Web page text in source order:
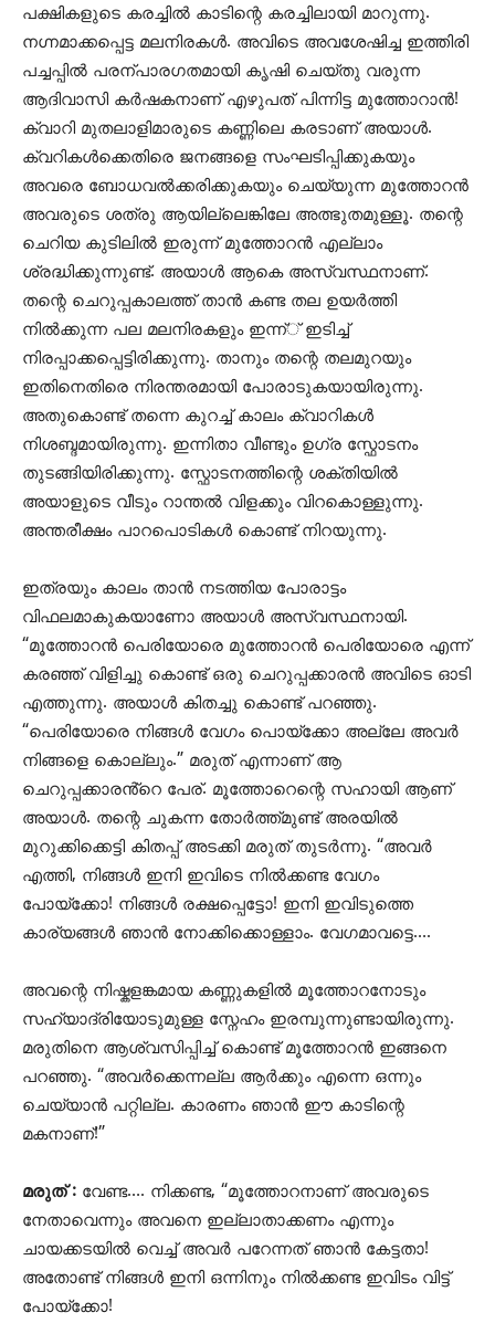
പക്ഷികളുടെ കരച്ചിൽ കാടിന്റെ കരച്ചിലായി മാറുന്നു.
നഗ്നമാക്കപ്പെട്ട മലനിരകൾ. അവിടെ അവശേഷിച്ച ഇത്തിരി
പച്ചപ്പിൽ പരന്പാരഗതമായി കൃഷി ചെയ്തു വരുന്ന
ആദിവാസി കർഷകനാണ് എഴുപത് പിന്നിട്ട മുത്തോറാൻ!
ക്വാറി മുതലാളിമാരുടെ കണ്ണിലെ കരടാണ് അയാൾ.
ക്വറികൾക്കെതിരെ ജനങ്ങളെ സംഘടിപ്പിക്കുകയും
അവരെ ബോധവൽക്കരിക്കുകയും ചെയ്യുന്ന മുത്തോറൻ
അവരുടെ ശത്രു ആയില്ലെങ്കിലേ അത്ഭുതമുള്ളൂ. തന്റെ
ചെറിയ കുടിലിൽ ഇരുന്ന് മുത്തോറൻ എല്ലാം
ശ്രദ്ധിക്കുന്നുണ്ട്. അയാൾ ആകെ അസ്വസ്ഥനാണ്.
തന്റെ ചെറുപ്പകാലത്ത് താൻ കണ്ട തല ഉയർത്തി
നിൽക്കുന്ന പല മലനിരകളും ഇന്ന്് ഇടിച്ച്
നിരപ്പാക്കപ്പെട്ടിരിക്കുന്നു. താനും തന്റെ തലമുറയും
ഇതിനെതിരെ നിരന്തരമായി പോരാടുകയായിരുന്നു.
അതുകൊണ്ട് തന്നെ കുറച്ച് കാലം ക്വാറികൾ
നിശബ്ദമായിരുന്നു. ഇന്നിതാ വീണ്ടും ഉഗ്ര സ്ഫോടനം
തുടങ്ങിയിരിക്കുന്നു. സ്ഫോടനത്തിന്റെ ശക്തിയിൽ
അയാളുടെ വീടും റാന്തൽ വിളക്കും വിറകൊള്ളുന്നു.
അന്തരീക്ഷം പാറപൊടികൾ കൊണ്ട് നിറയുന്നു.
ഇത്രയും കാലം താൻ നടത്തിയ പോരാട്ടം
വിഫലമാകുകയാണോ അയാൾ അസ്വസ്ഥനായി.
“മൂത്തോറൻ പെരിയോരെ മുത്തോറൻ പെരിയോരെ എന്ന്
കരഞ്ഞ് വിളിച്ചു കൊണ്ട് ഒരു ചെറുപ്പക്കാരൻ അവിടെ ഓടി
എത്തുന്നു. അയാൾ കിതച്ചു കൊണ്ട് പറഞ്ഞു.
“പെരിയോരെ നിങ്ങൾ വേഗം പൊയ്ക്കോ അല്ലേ അവർ
നിങ്ങളെ കൊല്ലും.” മരുത് എന്നാണ് ആ
ചെറുപ്പക്കാരൻ്റെ പേര്. മൂത്തോറെന്റെ സഹായി ആണ്
അയാൾ. തന്റെ ചുകന്ന തോർത്ത്മുണ്ട് അരയിൽ
മുറുക്കിക്കെട്ടി കിതപ്പ് അടക്കി മരുത് തുടർന്നു. “അവർ
എത്തി, നിങ്ങൾ ഇനി ഇവിടെ നിൽക്കണ്ട വേഗം
പോയ്ക്കോ! നിങ്ങൾ രക്ഷപ്പെട്ടോ! ഇനി ഇവിടുത്തെ
കാര്യങ്ങൾ ഞാൻ നോക്കിക്കൊള്ളാം. വേഗമാവട്ടെ….
അവന്റെ നിഷ്കളങ്കമായ കണ്ണുകളിൽ മൂത്തോറനോടും
സഹ്യാദ്രിയോടുമുള്ള സ്നേഹം ഇരമ്പുന്നുണ്ടായിരുന്നു.
മരുതിനെ ആശ്വസിപ്പിച്ച് കൊണ്ട് മൂത്തോറൻ ഇങ്ങനെ
പറഞ്ഞു. “അവർക്കെന്നല്ല ആർക്കും എന്നെ ഒന്നും
ചെയ്യാൻ പറ്റില്ല. കാരണം ‍ഞാൻ ഈ കാടിന്റെ
മകനാണ്!”
മരുത് : വേണ്ട…. നിക്കണ്ട, “മൂത്തോറനാണ് അവരുടെ
നേതാവെന്നും അവനെ ഇല്ലാതാക്കണം എന്നും
ചായക്കടയിൽ വെച്ച് അവർ പറേന്നത് ഞാൻ കേട്ടതാ!
അതോണ്ട് നിങ്ങൾ ഇനി ഒന്നിനും നിൽക്കണ്ട ഇവിടം വിട്ട്
പോയ്ക്കോ!